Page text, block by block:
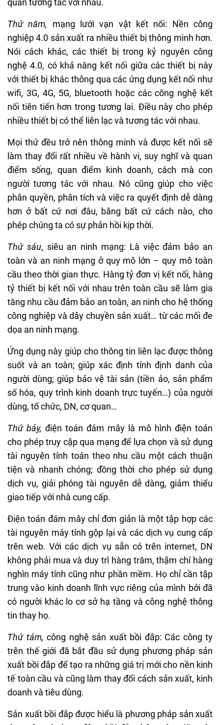
quan tương tác với nhau.
Thứ năm,
mạng lưới vạn vật kết nối: Nền công
nghiệp 4.0 sản xuất ra nhiều thiết bị thông minh hơn.
Nói cách khác, các thiết bị trong kỷ nguyên công
nghệ 4.0, có khả năng kết nối giữa các thiết bị này
với thiết bị khác thông qua các ứng dụng kết nối như
wifi, 3G, 4G, 5G, bluetooth hoặc các công nghệ kết
nối tiên tiến hơn trong tương lai. Điều này cho phép
nhiều thiết bị có thể liên lạc và tương tác với nhau.
Mọi thứ đều trở nên thông minh và được kết nối sẽ
làm thay đổi rất nhiều về hành vi, suy nghĩ và quan
điểm sống, quan điểm kinh doanh, cách mà con
người tương tác với nhau. Nó cũng giúp cho việc
phân quyền, phân tích và việc ra quyết định dễ dàng
hơn ở bất cứ nơi đâu, bằng bất cứ cách nào, cho
phép chúng ta có sự phản hồi kịp thời.
Thứ sáu, siêu an ninh mạng: Là việc đảm bảo an
toàn và an ninh mạng ở quy mô lớn – quy mô toàn
cầu theo thời gian thực. Hàng tỷ đơn vị kết nối, hàng
tỷ thiết bị kết nối với nhau trên toàn cầu sẽ làm gia
tăng nhu cầu đảm bảo an toàn, an ninh cho hệ thống
công nghiệp và dây chuyền sản xuất… từ các mối đe
dọa an ninh mạng.
Ứng dụng này giúp cho thông tin liên lạc được thông
suốt và an toàn; giúp xác định tính định danh của
người dùng; giúp bảo vệ tài sản (tiền ảo, sản phẩm
số hóa, quy trình kinh doanh trực tuyến…) của người
dùng, tổ chức, DN, cơ quan…
Thứ bảy, điện toán đám mây là mô hình điện toán
cho phép truy cập qua mạng để lựa chọn và sử dụng
tài nguyên tính toán theo nhu cầu một cách thuận
tiện và nhanh chóng; đồng thời cho phép sử dụng
dịch vụ, giải phóng tài nguyên dễ dàng, giảm thiểu
giao tiếp với nhà cung cấp.
Điện toán đám mây chỉ đơn giản là một tập hợp các
tài nguyên máy tính gộp lại và các dịch vụ cung cấp
trên web. Với các dịch vụ sẵn có trên internet, DN
không phải mua và duy trì hàng trăm, thậm chí hàng
nghìn máy tính cũng như phần mềm. Họ chỉ cần tập
trung vào kinh doanh lĩnh vực riêng của mình bởi đã
có người khác lo cơ sở hạ tầng và công nghệ thông
tin thay họ.
Thứ tám, công nghệ sản xuất bồi đắp: Các công ty
trên thế giới đã bắt đầu sử dụng phương pháp sản
xuất bồi đắp để tạo ra những giá trị mới cho nền kinh
tế toàn cầu và cũng làm thay đổi cách sản xuất, kinh
doanh và tiêu dùng.
Sản xuất bồi đắp được hiểu là phương pháp sản xuất